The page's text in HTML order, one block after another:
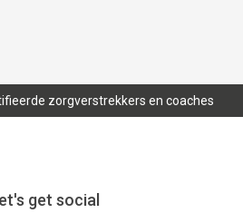
zorgverstrekkers en coaches
get social